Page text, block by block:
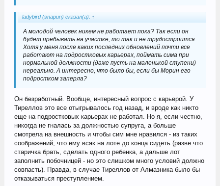
ladybird (snapun) сказал(а): ↑
А молодой человек никем не работает пока? Так если он
будет пребывать на участке, то так и не трудостроится.
Хотя у меня после каких последних обновлений почти все
работают на подростковых карьерах, поймать сима при
нормальной должности (даже пусть на маленькой ступени)
нереально. А интересно, что было бы, если бы Морин его
подростком заперла?
Он безработный. Вообще, интересный вопрос с карьерой. У
Тиреллов это все отыгрывалось год назад, и вроде как никто
еще на подростковых карьерах не работал. Но я, если честно,
никогда не гналась за должностью супруга, а больше
смотрела на внешность и чтобы сим мне нравился - из таких
соображений, что ему всяк на лоте до конца сидеть (разве что
старичка брать, сделать одного ребенка, а дальше лот
заполнить побочницей - но это слишком много условий должно
совпасть). Правда, в случае Тиреллов от Алмазника было бы
отказываться преступлением.